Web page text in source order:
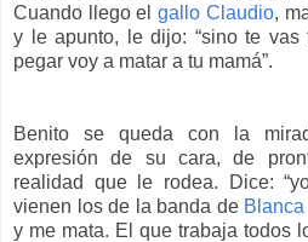
Cuando llego elgallo Claudio,
y le apunto, le dijo: “sino te
pegar voy a matar a tu mamá”.
Benito se queda con la
expresión de su cara, de
realidad que le rodea. Dice:
vienen los de la banda de
y me mata. El que trabaja todos